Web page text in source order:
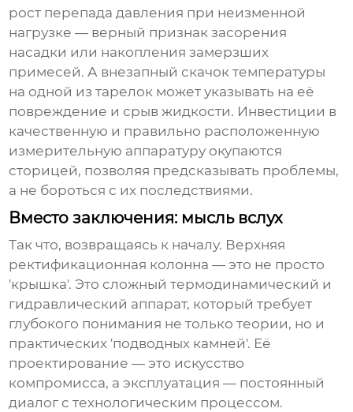
рост перепада давления при неизменной
нагрузке — верный признак засорения
насадки или накопления замерзших
примесей. А внезапный скачок температуры
на одной из тарелок может указывать на её
повреждение и срыв жидкости. Инвестиции в
качественную и правильно расположенную
измерительную аппаратуру окупаются
сторицей, позволяя предсказывать проблемы,
а не бороться с их последствиями.
Вместо заключения: мысль вслух
Так что, возвращаясь к началу. Верхняя
ректификационная колонна — это не просто
'крышка'. Это сложный термодинамический и
гидравлический аппарат, который требует
глубокого понимания не только теории, но и
практических 'подводных камней'. Её
проектирование — это искусство
компромисса, а эксплуатация — постоянный
диалог с технологическим процессом.